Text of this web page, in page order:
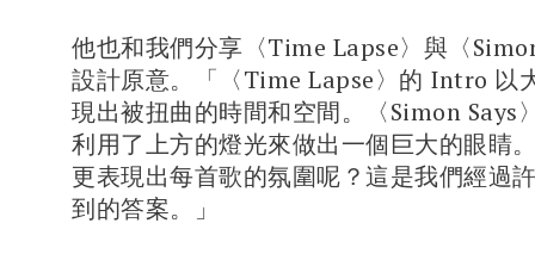
他也和我們分享〈Time Lapse〉與〈
設計原意。「〈Time Lapse〉的 Intro 以
現出被扭曲的時間和空間。〈Simon Says
利用了上方的燈光來做出一個巨大的眼睛
更表現出每首歌的氛圍呢？這是我們經過
到的答案。」